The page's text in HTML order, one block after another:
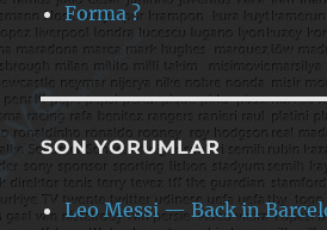
Forma ?
SON YORUMLAR
Leo Messi — Back in